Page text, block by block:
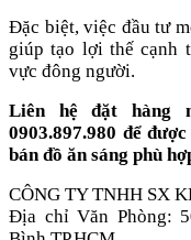
Đặc biệt, việc đầu tư
giúp tạo lợi thế cạnh
vực đông người.
Liên hệ đặt hàng
0903.897.980 để
bán đồ ăn sáng phù
CÔNG TY TNHH SX
Địa chỉ Văn Phòng: